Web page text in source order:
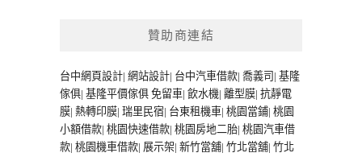
贊助商連結
台中網頁設計| 網站設計| 台中汽車借款| 喬義司 | 基隆
傢俱| 基隆平價傢俱 免留車| 飲水機| 離型膜| 抗靜電
膜| 熱轉印膜| 瑞里民宿| 台東租機車| 桃園當鋪| 桃園
小額借款| 桃園快速借款| 桃園房地二胎| 桃園汽車借
款| 桃園機車借款| 展示架| 新竹當舖| 竹北當舖| 竹北